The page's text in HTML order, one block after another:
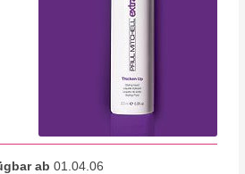
ab 01.04.06